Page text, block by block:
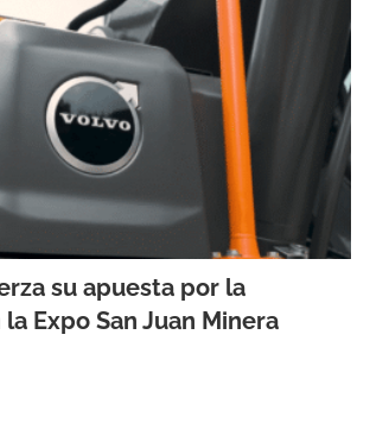
su apuesta por la
Expo San Juan Minera